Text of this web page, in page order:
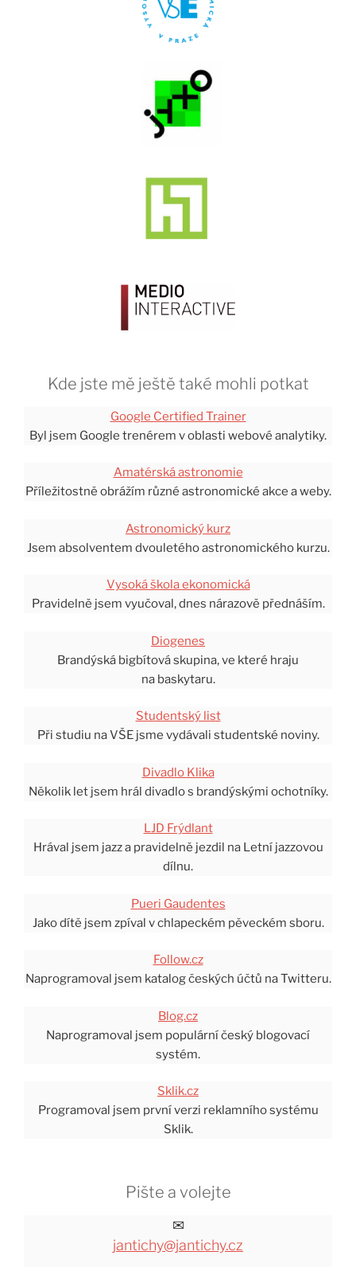
Kde jste mě ještě také mohli potkat
Google Certified Trainer
Byl jsem Google trenérem v oblasti webové analytiky.
Amatérská astronomie
Příležitostně obrážím různé astronomické akce a weby.
Astronomický kurz
Jsem absolventem dvouletého astronomického kurzu.
Vysoká škola ekonomická
Pravidelně jsem vyučoval, dnes nárazově přednáším.
Diogenes
Brandýská bigbítová skupina, ve které hraju
na baskytaru.
Studentský list
Při studiu na VŠE jsme vydávali studentské noviny.
Divadlo Klika
Několik let jsem hrál divadlo s brandýskými ochotníky.
LJD Frýdlant
Hrával jsem jazz a pravidelně jezdil na Letní jazzovou
dílnu.
Pueri Gaudentes
Jako dítě jsem zpíval v chlapeckém pěveckém sboru.
Follow.cz
Naprogramoval jsem katalog českých účtů na Twitteru.
Blog.cz
Naprogramoval jsem populární český blogovací
systém.
Sklik.cz
Programoval jsem první verzi reklamního systému
Sklik.
Pište a volejte
✉
jantichy@jantichy.cz